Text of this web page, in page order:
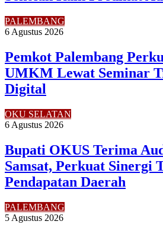
PALEMBANG
6 Agustus 2026
Pemkot Palembang
UMKM Lewat Seminar
Digital
OKU SELATAN
6 Agustus 2026
Bupati OKUS Terima
Samsat, Perkuat Sinergi
Pendapatan Daerah
PALEMBANG
5 Agustus 2026